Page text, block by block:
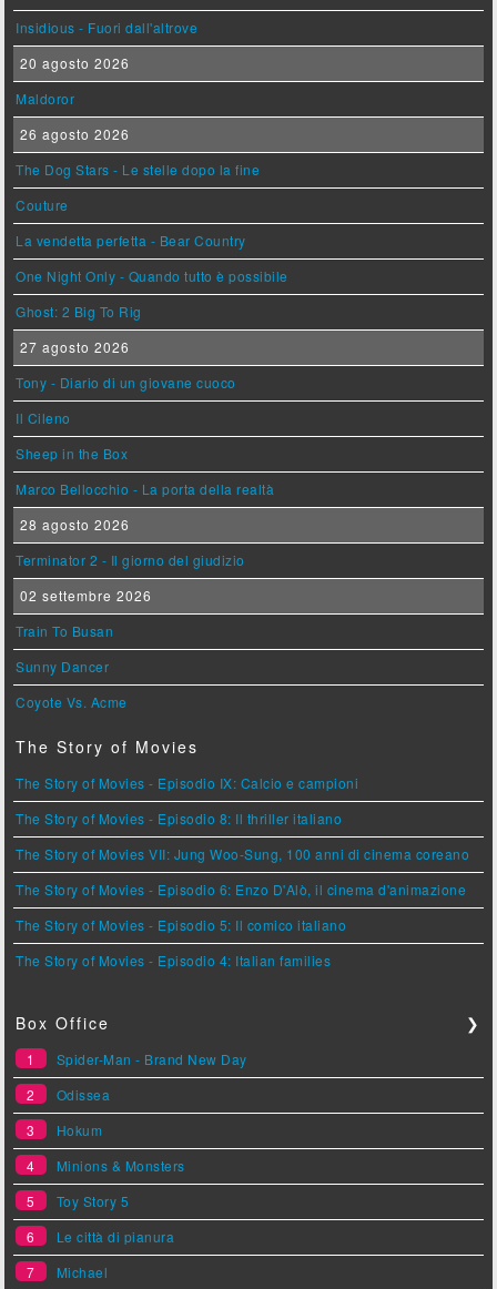
Insidious - Fuori dall'altrove
20 agosto 2026
Maldoror
26 agosto 2026
The Dog Stars - Le stelle dopo la fine
Couture
La vendetta perfetta - Bear Country
One Night Only - Quando tutto è possibile
Ghost: 2 Big To Rig
27 agosto 2026
Tony - Diario di un giovane cuoco
Il Cileno
Sheep in the Box
Marco Bellocchio - La porta della realtà
28 agosto 2026
Terminator 2 - Il giorno del giudizio
02 settembre 2026
Train To Busan
Sunny Dancer
Coyote Vs. Acme
The Story of Movies
The Story of Movies - Episodio IX: Calcio e campioni
The Story of Movies - Episodio 8: Il thriller italiano
The Story of Movies VII: Jung Woo-Sung, 100 anni di cinema coreano
The Story of Movies - Episodio 6: Enzo D'Alò, il cinema d'animazione
The Story of Movies - Episodio 5: Il comico italiano
The Story of Movies - Episodio 4: Italian families
Box Office ❯
1
Spider-Man - Brand New Day
2
Odissea
3
Hokum
4
Minions & Monsters
5
Toy Story 5
6
Le città di pianura
7
Michael